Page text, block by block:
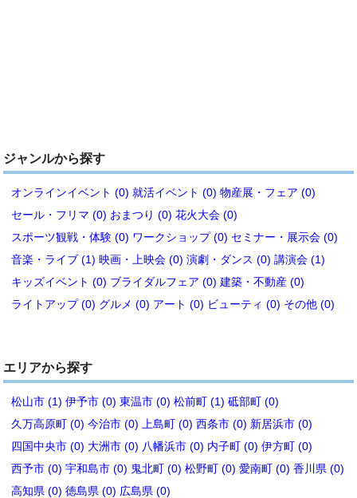
ジャンルから探す
オンラインイベント (0) 就活イベント (0) 物産展・フェア (0)
セール・フリマ (0) おまつり (0) 花火大会 (0)
スポーツ観戦・体験 (0) ワークショップ (0) セミナー・展示会 (0)
音楽・ライブ (1) 映画・上映会 (0) 演劇・ダンス (0) 講演会 (1)
キッズイベント (0) ブライダルフェア (0) 建築・不動産 (0)
ライトアップ (0) グルメ (0) アート (0) ビューティ (0) その他 (0)
エリアから探す
松山市 (1) 伊予市 (0) 東温市 (0) 松前町 (1) 砥部町 (0)
久万高原町 (0) 今治市 (0) 上島町 (0) 西条市 (0) 新居浜市 (0)
四国中央市 (0) 大洲市 (0) 八幡浜市 (0) 内子町 (0) 伊方町 (0)
西予市 (0) 宇和島市 (0) 鬼北町 (0) 松野町 (0) 愛南町 (0) 香川県 (0)
高知県 (0) 徳島県 (0) 広島県 (0)